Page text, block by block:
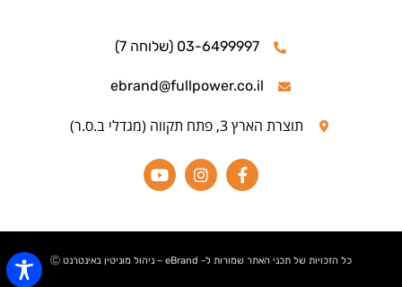
03-6499997 (שלוחה 7)
ebrand@fullpower.co.il
תוצרת הארץ 3, פתח תקווה (מגדלי ב.ס.ר)
כל הזכויות של תכני האתר שמורות ל- eBrand – ניהול מוניטין באינטרנט Ⓒ